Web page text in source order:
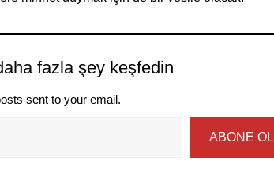
fazla şey keşfedin
sent to your email.
ABONE OL